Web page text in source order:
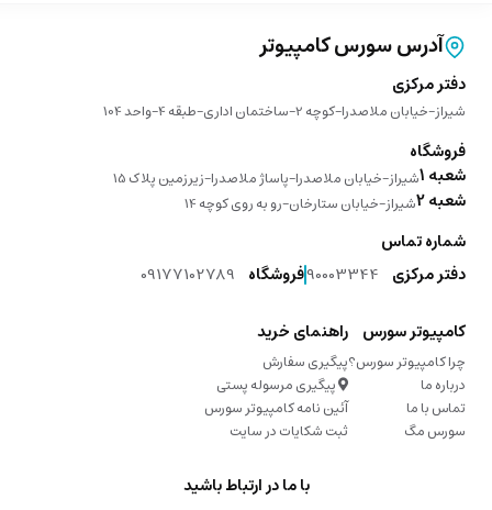
آدرس سورس کامپیوتر
دفتر مرکزی
شیراز-خیابان ملاصدرا-کوچه 2-ساختمان اداری-طبقه 4-واحد 104
فروشگاه
شعبه 1 شیراز-خیابان ملاصدرا-پاساژ ملاصدرا-زیرزمین پلاک 15
شعبه 2 شیراز-خیابان ستارخان-رو به روی کوچه 14
شماره تماس
دفتر مرکزی 90003344فروشگاه 09177102789
کامپیوتر سورس
چرا کامپیوتر سورس؟
درباره ما
تماس با ما
سورس مگ
راهنمای خرید
پیگیری سفارش
پیگیری مرسوله پستی
آئین نامه کامپیوتر سورس
ثبت شکایات در سایت
با ما در ارتباط باشید